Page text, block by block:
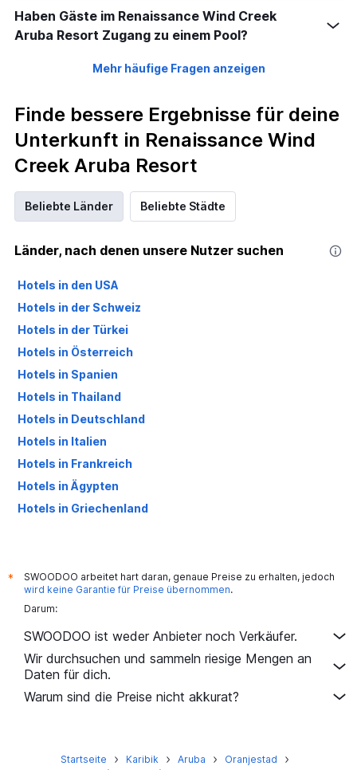
Haben Gäste im Renaissance Wind Creek
Aruba Resort Zugang zu einem Pool?
Mehr häufige Fragen anzeigen
Finde bessere Ergebnisse für deine
Unterkunft in Renaissance Wind
Creek Aruba Resort
Beliebte Länder Beliebte Städte
Länder, nach denen unsere Nutzer suchen
Hotels in den USA
Hotels in der Schweiz
Hotels in der Türkei
Hotels in Österreich
Hotels in Spanien
Hotels in Thailand
Hotels in Deutschland
Hotels in Italien
Hotels in Frankreich
Hotels in Ägypten
Hotels in Griechenland
*
SWOODOO arbeitet hart daran, genaue Preise zu erhalten, jedoch
wird keine Garantie für Preise übernommen.
Darum:
SWOODOO ist weder Anbieter noch Verkäufer.
Wir durchsuchen und sammeln riesige Mengen an
Daten für dich.
Warum sind die Preise nicht akkurat?
Startseite Karibik Aruba
Oranjestad